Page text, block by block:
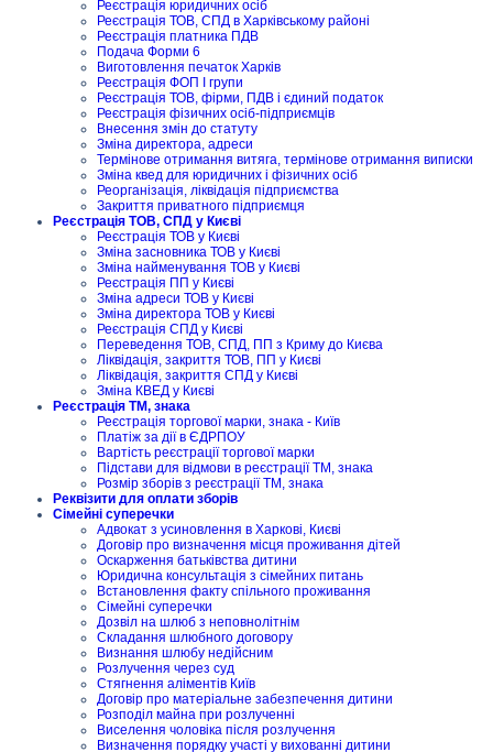
Реєстрація юридичних осіб
Реєстрація ТОВ, СПД в Харківському районі
Реєстрація платника ПДВ
Подача Форми 6
Виготовлення печаток Харків
Реєстрація ФОП I групи
Реєстрація ТОВ, фірми, ПДВ і єдиний податок
Реєстрація фізичних осіб-підприємців
Внесення змін до статуту
Зміна директора, адреси
Термінове отримання витяга, термінове отримання виписки
Зміна квед для юридичних і фізичних осіб
Реорганізація, ліквідація підприємства
Закриття приватного підприємця
Реєстрація ТОВ, СПД у Києві
Реєстрація ТОВ у Києві
Зміна засновника ТОВ у Києві
Зміна найменування ТОВ у Києві
Реєстрація ПП у Києві
Зміна адреси ТОВ у Києві
Зміна директора ТОВ у Києві
Реєстрація СПД у Києві
Переведення ТОВ, СПД, ПП з Криму до Києва
Ліквідація, закриття ТОВ, ПП у Києві
Ліквідація, закриття СПД у Києві
Зміна КВЕД у Києві
Реєстрація ТМ, знака
Реєстрація торгової марки, знака - Київ
Платіж за дії в ЄДРПОУ
Вартість реєстрації торгової марки
Підстави для відмови в реєстрації ТМ, знака
Розмір зборів з реєстрації ТМ, знака
Реквізити для оплати зборів
Сімейні суперечки
Адвокат з усиновлення в Харкові, Києві
Договір про визначення місця проживання дітей
Оскарження батьківства дитини
Юридична консультація з сімейних питань
Встановлення факту спільного проживання
Сімейні суперечки
Дозвіл на шлюб з неповнолітнім
Складання шлюбного договору
Визнання шлюбу недійсним
Розлучення через суд
Стягнення аліментів Київ
Договір про матеріальне забезпечення дитини
Розподіл майна при розлученні
Виселення чоловіка після розлучення
Визначення порядку участі у вихованні дитини